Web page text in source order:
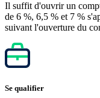
Il suffit d'ouvrir un
de 6 %, 6,5 % et 7 %
suivant l'ouverture du
Se qualifier